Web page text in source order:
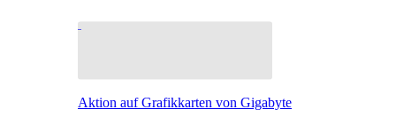
Aktion auf Grafikkarten von Gigabyte